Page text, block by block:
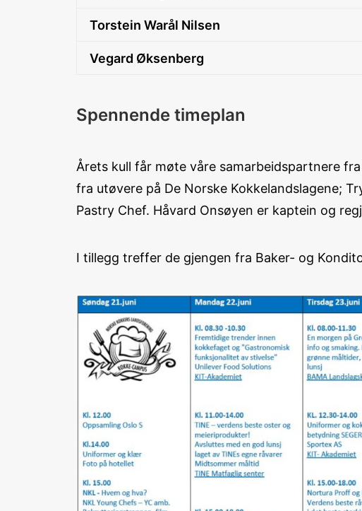
Torstein Warål Nilsen
Vegard Øksenberg
Spennende timeplan
Årets kull får møte våre samarbeidspartnere
fra utøvere på De Norske Kokkelandslagene;
Pastry Chef. Håvard Onsøyen er kaptein og
I tillegg treffer de gjengen fra Baker- og